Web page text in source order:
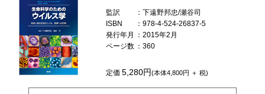
監訳
：下遠野邦忠/瀬谷司
ISBN
：978-4-524-26837-5
発行年月
：2015年2月
ページ数 ：360
定価5,280円(本体4,800円 ＋ 税)